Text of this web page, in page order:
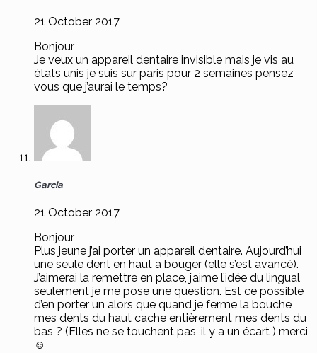
21 October 2017
Bonjour,
Je veux un appareil dentaire invisible mais je vis au
états unis je suis sur paris pour 2 semaines pensez
vous que j’aurai le temps?
Garcia
21 October 2017
Bonjour
Plus jeune j’ai porter un appareil dentaire. Aujourd’hui
une seule dent en haut a bouger (elle s’est avancé).
J’aimerai la remettre en place, j’aime l’idée du lingual
seulement je me pose une question. Est ce possible
d’en porter un alors que quand je ferme la bouche
mes dents du haut cache entièrement mes dents du
bas ? (Elles ne se touchent pas, il y a un écart ) merci
☺